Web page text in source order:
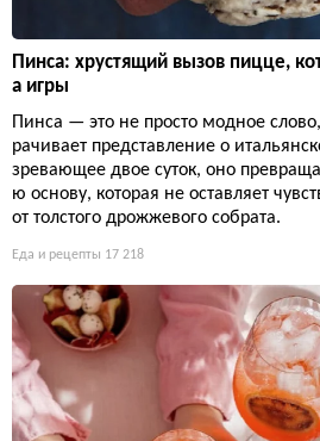
Пинса: хрустящий вызов пицце,
а игры
Пинса — это не просто модное слово,
рачивает представление о
зревающее двое суток, оно
ю основу, которая не оставляет
от толстого дрожжевого собрата.
Еда и рецепты 17 218